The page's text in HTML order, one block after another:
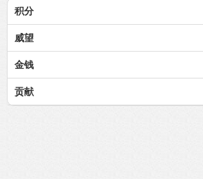
积分
威望
金钱
贡献